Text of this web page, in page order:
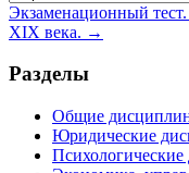
Экзаменационный
XIX века. →
Разделы
Общие
Юридические